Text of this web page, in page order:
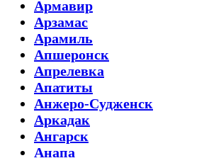
Армавир
Арзамас
Арамиль
Апшеронск
Апрелевка
Апатиты
Анжеро-Судженск
Аркадак
Ангарск
Анапа